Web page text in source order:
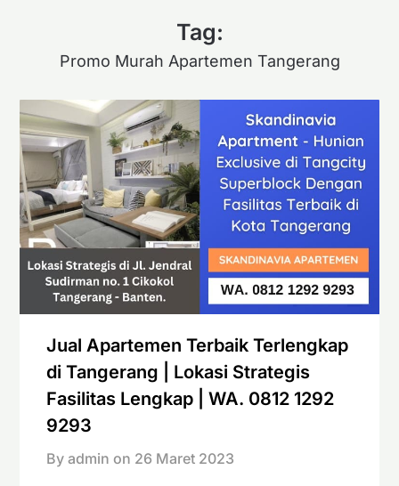
Tag:
Promo Murah Apartemen Tangerang
Jual Apartemen Terbaik Terlengkap
di Tangerang | Lokasi Strategis
Fasilitas Lengkap | WA. 0812 1292
9293
By admin on 26 Maret 2023